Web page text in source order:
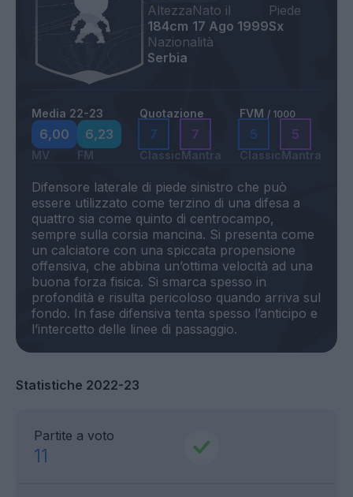
Altezza
184cm
Nato il
17 Ago 1999
Piede
Sx
Nazionalità
Serbia
Media 22-23
6,00
MV
6,23
FM
Quotazione
7
Classic
7
Mantra
FVM / 1000
5
Classic
5
Mantra
Difensore laterale di piede sinistro che può
essere utilizzato come terzino di una difesa a
quattro sia come quinto di centrocampo,
sempre sulla corsia mancina. Si presenta come
un calciatore con una spiccata propensione
offensiva, che abbina un’ottima velocità ad una
buona forza fisica. Si smarca spesso in
profondità e risulta pericoloso quando arriva sul
fondo. In fase difensiva tenta spesso l’anticipo e
Statistiche 2022-23
Partite a voto
11